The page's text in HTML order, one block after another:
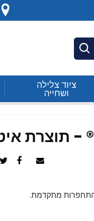
חפש
ציוד צלילה
ושחייה